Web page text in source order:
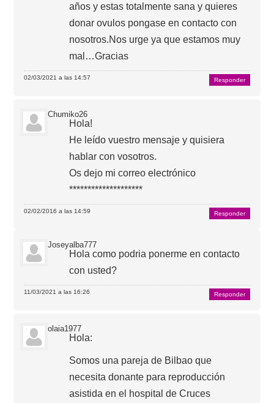
años y estas totalmente sana y quieres
donar ovulos pongase en contacto con
nosotros.Nos urge ya que estamos muy
mal…Gracias
02/03/2021 a las 14:57 Responder
Chumiko26
Hola!
He leído vuestro mensaje y quisiera
hablar con vosotros.
Os dejo mi correo electrónico
********************
02/02/2016 a las 14:59 Responder
Joseyalba777
Hola como podria ponerme en contacto
con usted?
11/03/2021 a las 16:26 Responder
olaia1977
Hola:
Somos una pareja de Bilbao que
necesita donante para reproducción
asistida en el hospital de Cruces